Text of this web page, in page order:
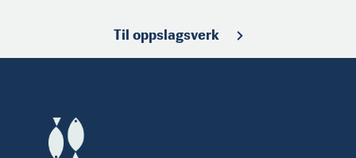
Til oppslagsverk